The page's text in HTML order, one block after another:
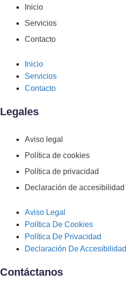
Inicio
Servicios
Contacto
Inicio
Servicios
Contacto
Legales
Aviso legal
Política de cookies
Política de privacidad
Declaración de accesibilidad
Aviso Legal
Política De Cookies
Política De Privacidad
Declaración De Accesibilidad
Contáctanos